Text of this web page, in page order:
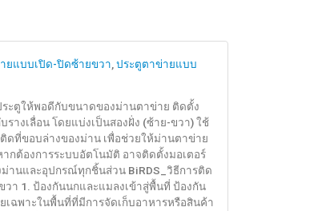
ยแบบเปิด-ปิดซ้ายขวา ประตูตาข่ายแบบ
ะตูให้พอดีกับขนาดของม่านตาข่าย ติดตั้ง
างเลื่อน โดยแบ่งเป็นสองฝั่ง (ซ้าย-ขวา) ใช้
ดที่ขอบล่างของม่าน เพื่อช่วยให้ม่านตาข่าย
กต้องการระบบอัตโนมัติ อาจติดตั้งมอเตอร์
านและอุปกรณ์ทุกชิ้นส่วน BiRDS_วิธีการติด
า 1. ป้องกันนกและแมลงเข้าสู่พื้นที่ ป้องกัน
ฉพาะในพื้นที่ที่มีการจัดเก็บอาหารหรือสินค้า